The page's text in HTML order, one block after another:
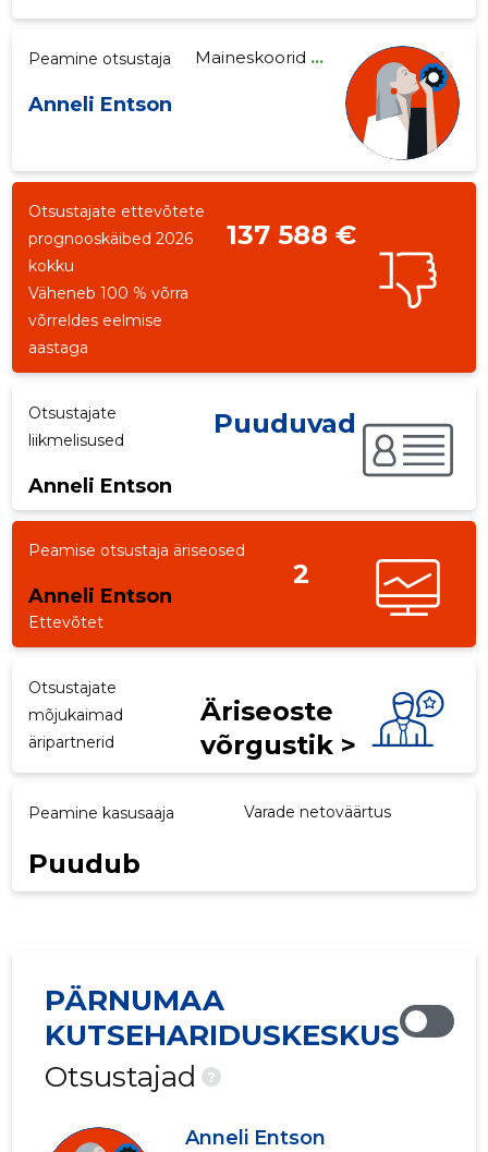
Peamine otsustaja
Anneli Entson
Maineskoorid ...
Otsustajate ettevõtete
prognooskäibed 2026
kokku
137 588 €
Väheneb 100 % võrra
võrreldes eelmise
aastaga
Otsustajate
liikmelisused
Anneli Entson
Puuduvad
Peamise otsustaja äriseosed
Anneli Entson
2
Ettevõtet
Otsustajate
mõjukaimad
äripartnerid
Äriseoste
võrgustik >
Peamine kasusaaja Varade netoväärtus
Puudub
PÄRNUMAA
KUTSEHARIDUSKESKUS
Otsustajad
?
Anneli Entson